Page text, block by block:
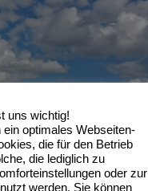
uns wichtig!
optimales Webseiten-
die für den Betrieb
die lediglich zu
oder zur
werden. Sie können